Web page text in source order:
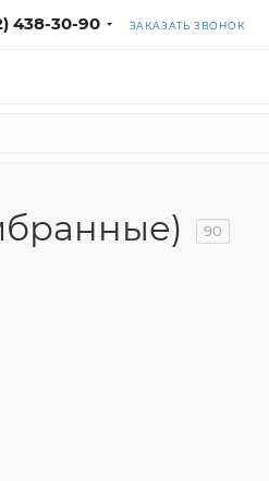
438-30-90 ЗАКАЗАТЬ ЗВОНОК
90